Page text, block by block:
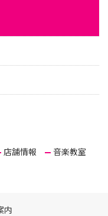
店舗情報
音楽教室
内